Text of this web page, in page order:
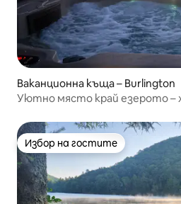
Ваканционна къща – Burlington
Уютно място край езерото –
Избор на гостите
Избор на гостите